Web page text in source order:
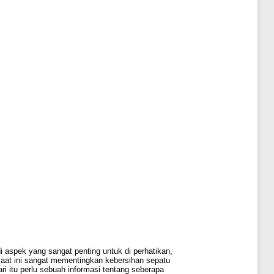
yang sangat penting untuk di perhatikan,
ini sangat mementingkan kebersihan sepatu
itu perlu sebuah informasi tentang seberapa